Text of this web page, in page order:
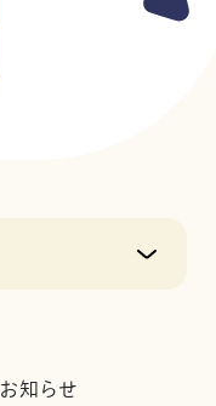
お知らせ